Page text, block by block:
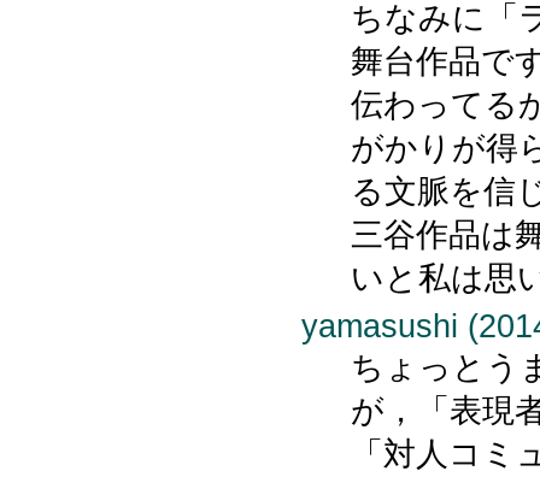
ちなみに「
舞台作品で
伝わってる
がかりが得
る文脈を信
三谷作品は
いと私は思
yamasushi
ちょっとう
が，「表現
「対人コ